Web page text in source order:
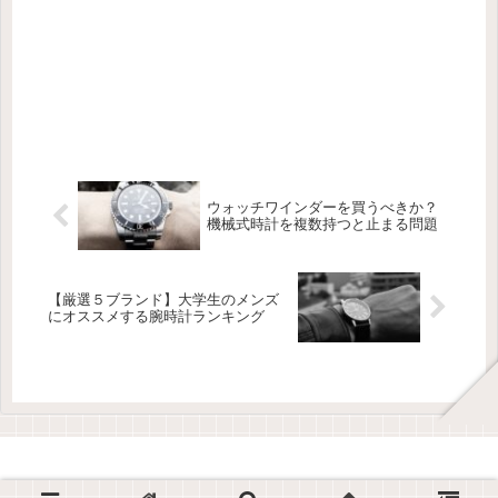
ウォッチワインダーを買うべきか？
機械式時計を複数持つと止まる問題
【厳選５ブランド】大学生のメンズ
にオススメする腕時計ランキング